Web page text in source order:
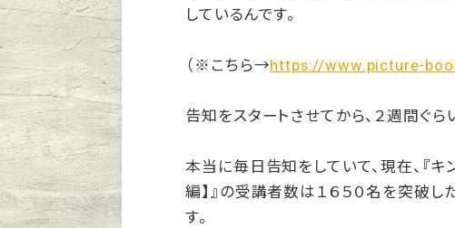
しているんです。
（※こちら→https://www.picture-
告知をスタートさせてから、２週間ぐら
本当に毎日告知をしていて、現在、『キ
編】』の受講者数は１６５０名を突破
す。